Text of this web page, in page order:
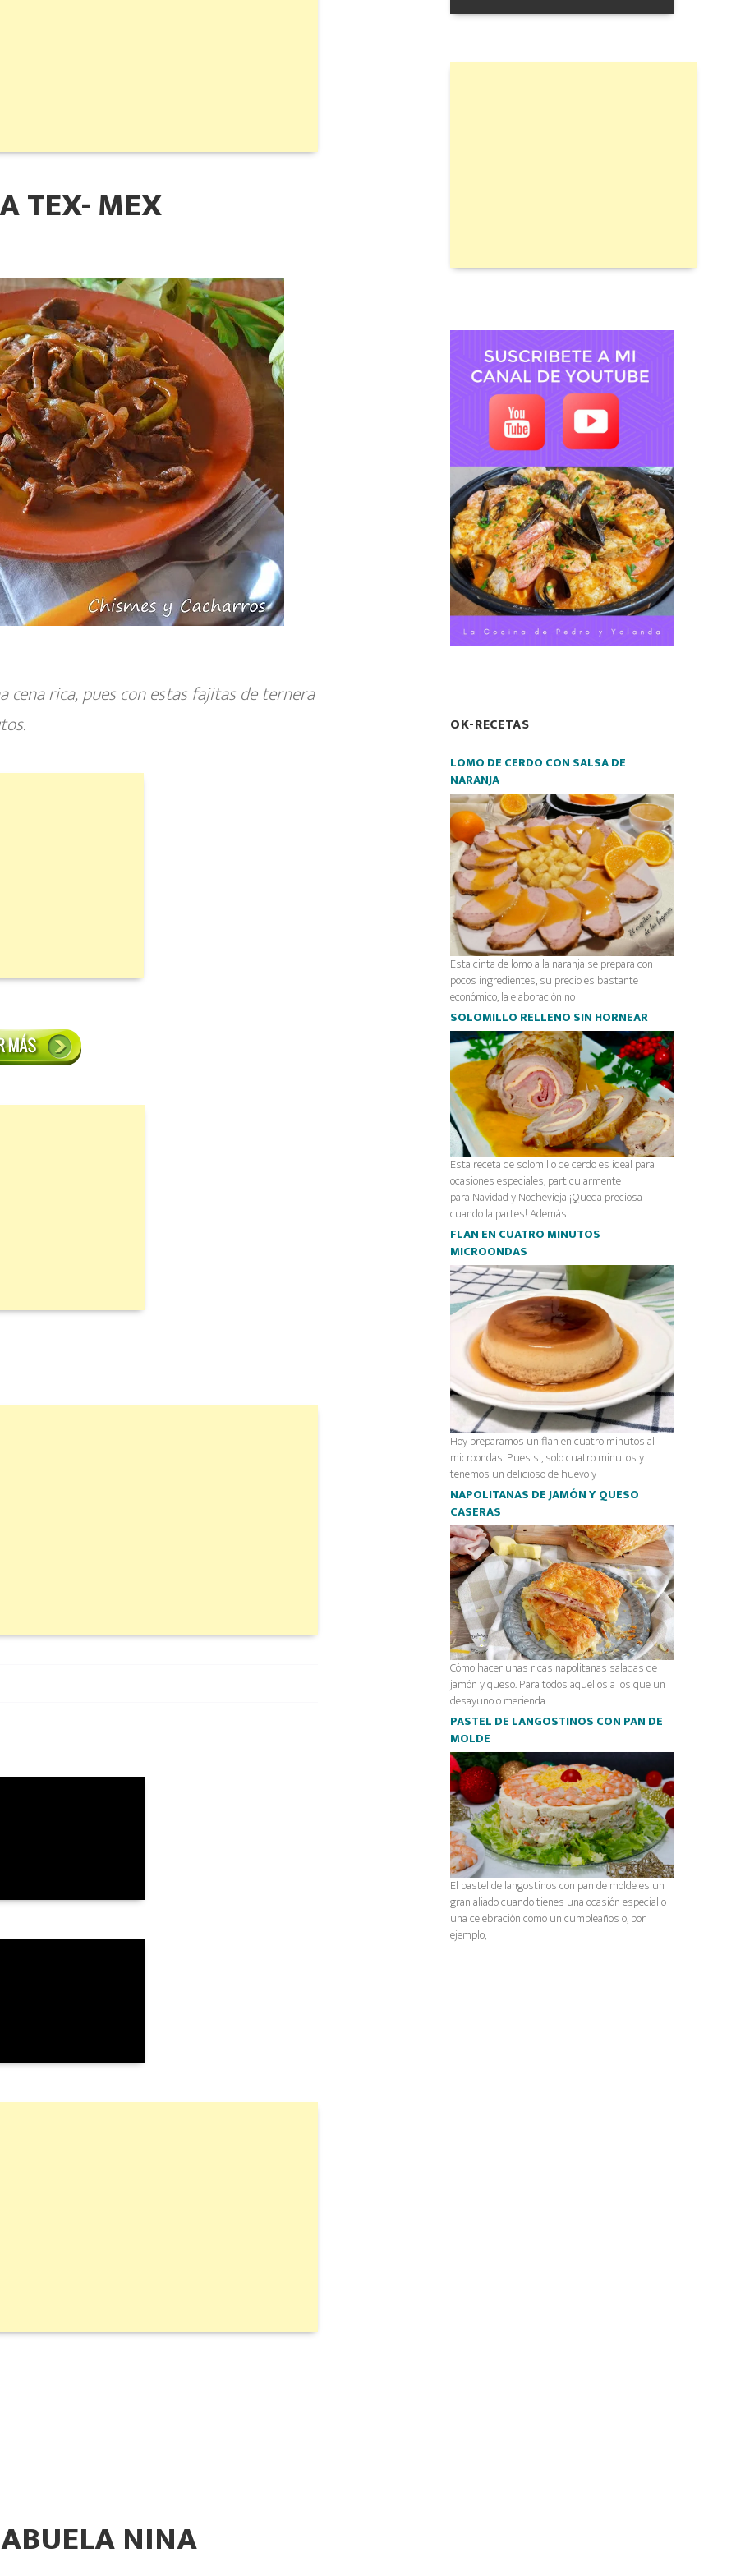
TEX- MEX
cena rica, pues con estas fajitas de ternera
NINA
OK-RECETAS
LOMO DE CERDO CON SALSA DE
NARANJA
Esta cinta de lomo a la naranja se prepara con
pocos ingredientes, su precio es bastante
económico, la elaboración no
SOLOMILLO RELLENO SIN HORNEAR
Esta receta de solomillo de cerdo es ideal para
ocasiones especiales, particularmente
para Navidad y Nochevieja ¡Queda preciosa
cuando la partes! Además
FLAN EN CUATRO MINUTOS
MICROONDAS
Hoy preparamos un flan en cuatro minutos al
microondas. Pues si, solo cuatro minutos y
tenemos un delicioso de huevo y
NAPOLITANAS DE JAMÓN Y QUESO
CASERAS
Cómo hacer unas ricas napolitanas saladas de
jamón y queso. Para todos aquellos a los que un
desayuno o merienda
PASTEL DE LANGOSTINOS CON PAN DE
MOLDE
El pastel de langostinos con pan de molde es un
gran aliado cuando tienes una ocasión especial o
una celebración como un cumpleaños o, por
ejemplo,